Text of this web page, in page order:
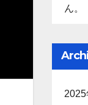
ん。
2025